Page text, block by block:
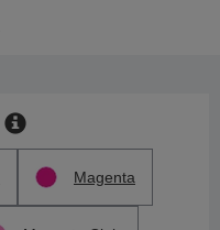
Magenta